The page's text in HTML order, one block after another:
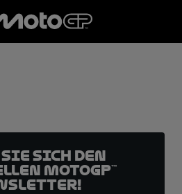
sich den
MotoGP™